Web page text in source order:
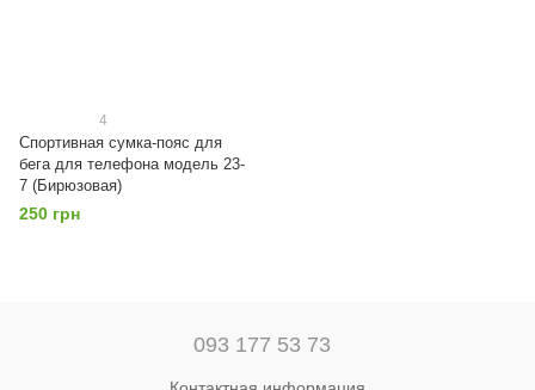
4
Спортивная сумка-пояс для
бега для телефона модель 23-
7 (Бирюзовая)
250 грн
093 177 53 73